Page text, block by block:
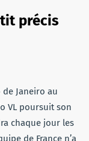
précis
de Janeiro au
VL poursuit son
chaque jour les
de France n’a